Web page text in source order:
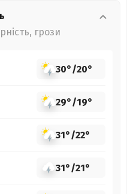
грози
30°/20°
29°/19°
31°/22°
31°/21°